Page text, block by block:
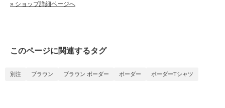
» ショップ詳細ページへ
このページに関連するタグ
別注 ブラウン ブラウン ボーダー ボーダー ボーダーTシャツ